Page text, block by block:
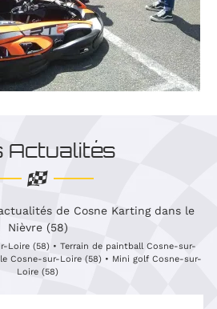
Actualités
de Cosne Karting dans le
Nièvre (58)
Loire (58) • Terrain de paintball Cosne-sur-
Cosne-sur-Loire (58) • Mini golf Cosne-sur-
Loire (58)